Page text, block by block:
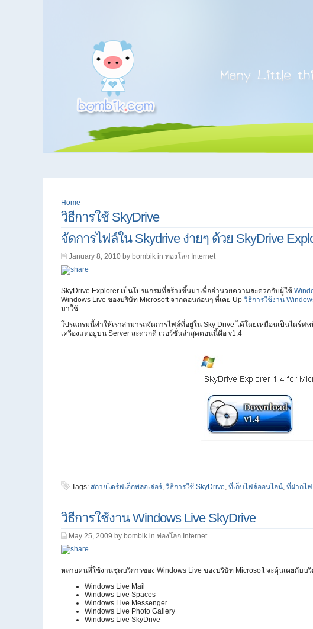
Home
วิธีการใช้ SkyDrive
จัดการไฟล์ใน Skydrive ง่ายๆ ด้วย SkyDrive
January 8, 2010 by bombik in ท่องโลก Internet
SkyDrive Explorer เป็นโปรแกรมที่สร้างขึ้นมาเพื่ออำนวยความสะดวกกับผู้ใช้
Windows Live ของบริษัท Microsoft จากตอนก่อนๆ ที่เคย Up วิธีการใช้งาน
มาใช้
โปรแกรมนี้ทำให้เราสามารถจัดการไฟล์ที่อยู่ใน Sky Drive ได้โดยเหมือนเป็นไดร์ฟ
เครื่องแต่อยู่บน Server สะดวกดี เวอร์ชั่นล่าสุดตอนนี้คือ v1.4
Tags: สกายไดร์ฟเอ็กพลอเล่อร์, วิธีการใช้ SkyDrive, ที่เก็บไฟล์ออนไลน์, ที่ฝากไ
วิธีการใช้งาน Windows Live SkyDrive
May 25, 2009 by bombik in ท่องโลก Internet
หลายคนที่ใช้งานชุดบริการของ Windows Live ของบริษัท Microsoft จะคุ้นเคยกับบริ
Windows Live Mail
Windows Live Spaces
Windows Live Messenger
Windows Live Photo Gallery
Windows Live SkyDrive